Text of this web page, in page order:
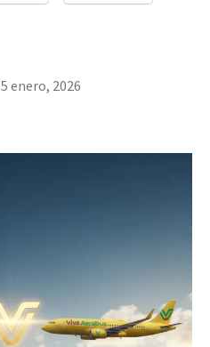
5 enero, 2026